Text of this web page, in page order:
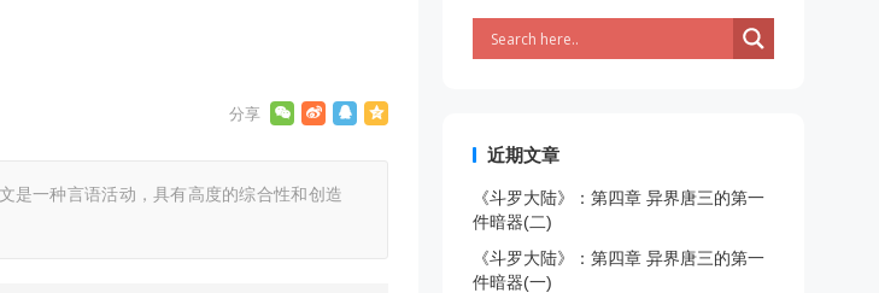
一种言语活动，具有高度的综合性和创造
近期文章
《斗罗大陆》：第四章 异界唐三的第一
件暗器(二)
《斗罗大陆》：第四章 异界唐三的第一
件暗器(一)